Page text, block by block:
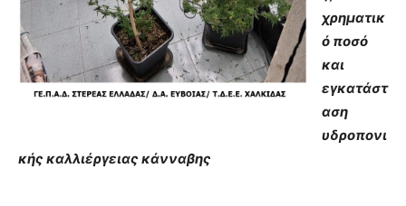
χρηματικ
ό ποσό
και
εγκατάστ
αση
υδροπονι
κής καλλιέργειας κάνναβης